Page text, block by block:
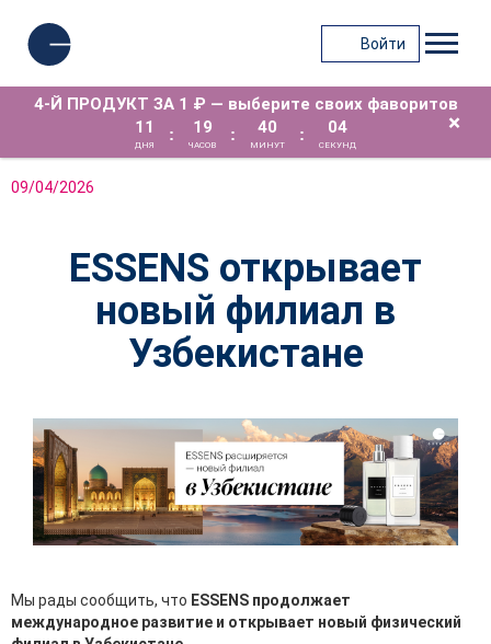
Войти
4-Й ПРОДУКТ ЗА 1 ₽ — выберите своих фаворитов
11
ДНЯ
: 19
ЧАСОВ
: 40
МИНУТ
: 04
СЕКУНД
×
09/04/2026
ESSENS открывает
новый филиал в
Узбекистане
Мы рады сообщить, что ESSENS продолжает
международное развитие и открывает новый физический